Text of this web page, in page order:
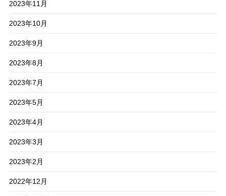
2023年11月
2023年10月
2023年9月
2023年8月
2023年7月
2023年5月
2023年4月
2023年3月
2023年2月
2022年12月